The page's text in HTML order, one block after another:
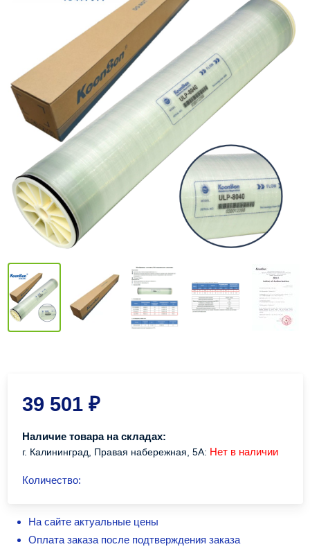
39 501 ₽
Наличие товара на складах:
г. Калининград, Правая набережная, 5А: Нет в наличии
Количество:
На сайте актуальные цены
Оплата заказа после подтверждения заказа